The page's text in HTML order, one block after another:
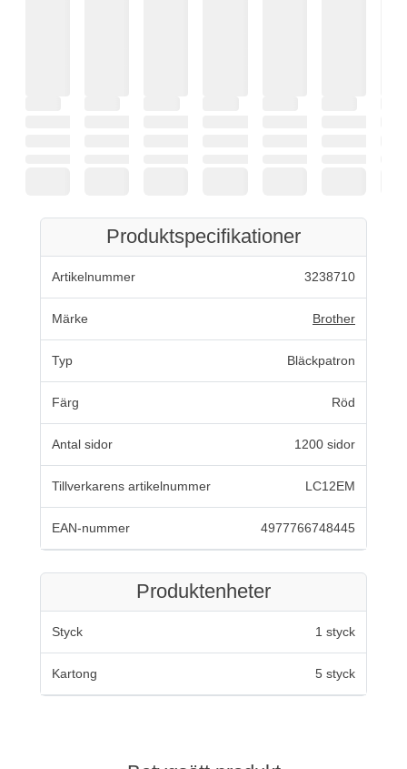
Produktspecifikationer
Artikelnummer 3238710
Märke Brother
Typ Bläckpatron
Färg Röd
Antal sidor 1200 sidor
Tillverkarens artikelnummer LC12EM
EAN-nummer 4977766748445
Produktenheter
Styck 1 styck
Kartong 5 styck